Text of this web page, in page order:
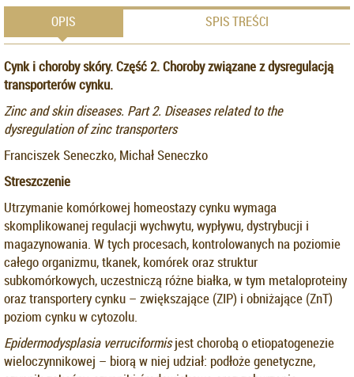
OPIS SPIS TREŚCI
Cynk i choroby skóry. Część 2. Choroby związane z dysregulacją
transporterów cynku.
Zinc and skin diseases. Part 2. Diseases related to the
dysregulation of zinc transporters
Franciszek Seneczko, Michał Seneczko
Streszczenie
Utrzymanie komórkowej homeostazy cynku wymaga
skomplikowanej regulacji wychwytu, wypływu, dystrybucji i
magazynowania. W tych procesach, kontrolowanych na poziomie
całego organizmu, tkanek, komórek oraz struktur
subkomórkowych, uczestniczą różne białka, w tym metaloproteiny
oraz transportery cynku – zwiększające (ZIP) i obniżające (ZnT)
poziom cynku w cytozolu.
Epidermodysplasia verruciformisjest chorobą o etiopatogenezie
wieloczynnikowej – biorą w niej udział: podłoże genetyczne,